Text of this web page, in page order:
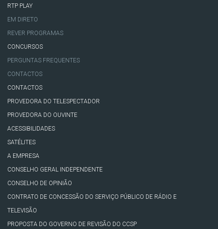
RTP PLAY
EM DIRETO
REVER PROGRAMAS
CONCURSOS
PERGUNTAS FREQUENTES
CONTACTOS
CONTACTOS
PROVEDORA DO TELESPECTADOR
PROVEDORA DO OUVINTE
ACESSIBILIDADES
SATÉLITES
A EMPRESA
CONSELHO GERAL INDEPENDENTE
CONSELHO DE OPINIÃO
CONTRATO DE CONCESSÃO DO SERVIÇO PÚBLICO DE RÁDIO E
TELEVISÃO
PROPOSTA DO GOVERNO DE REVISÃO DO CCSP